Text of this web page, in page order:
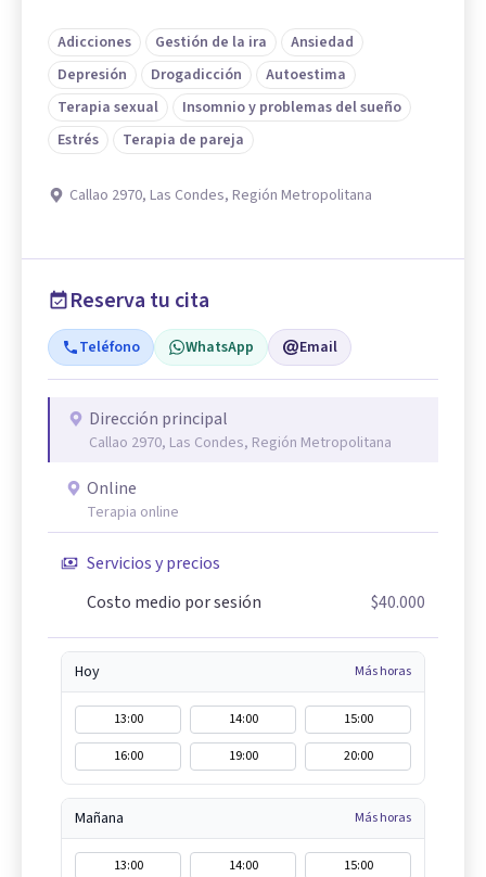
Adicciones Gestión de la ira
Ansiedad
Depresión
Drogadicción
Autoestima
Terapia sexual
Insomnio y problemas del sueño
Estrés
Terapia de pareja
Callao 2970, Las Condes, Región Metropolitana
Reserva tu cita
Teléfono WhatsApp Email
Dirección principal
Callao 2970, Las Condes, Región Metropolitana
Online
Terapia online
Servicios y precios
Costo medio por sesión
$40.000
Hoy Más horas
13:00 14:00
15:00
16:00
19:00 20:00
Mañana Más horas
13:00 14:00
15:00